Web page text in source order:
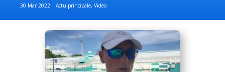
30 Mar 2022 Actu principale,Vidéo